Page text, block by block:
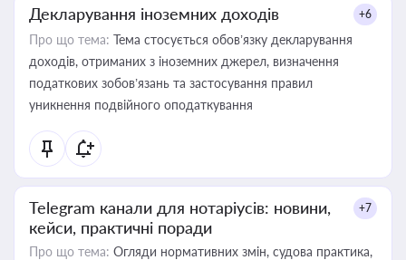
Декларування іноземних доходів +6
Про що тема: Тема стосується обов’язку декларування
доходів, отриманих з іноземних джерел, визначення
податкових зобов’язань та застосування правил
уникнення подвійного оподаткування
Telegram канали для нотаріусів: новини,
кейси, практичні поради
+7
Про що тема: Огляди нормативних змін, судова практика,